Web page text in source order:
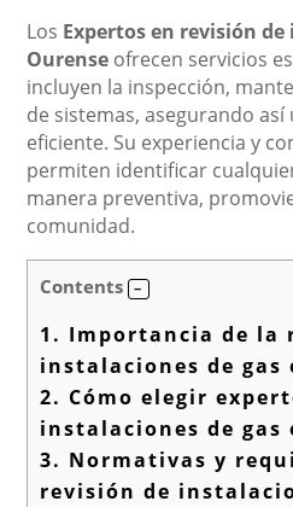
Los Expertos en revisión
Ourense ofrecen servicios
incluyen la inspección,
de sistemas, asegurando
eficiente. Su experiencia y
permiten identificar
manera preventiva,
comunidad.
Contents
1. Importancia de la
instalaciones de gas
2. Cómo elegir
instalaciones de gas
3. Normativas y
revisión de